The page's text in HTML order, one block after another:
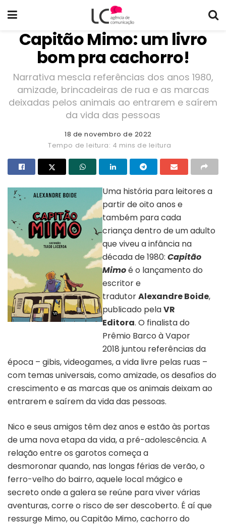
Capitão Mimo: um livro
bom pra cachorro!
Narrativa mescla referências dos anos 1980,
amizade, brincadeiras de rua e as marcas
deixadas pelos animais ao entrarem e saírem
da vida das pessoas
18 de novembro de 2022
Tempo de leitura: 4 mins de leitura
Uma história para leitores a
partir de oito anos e
também para cada
criança dentro de um adulto
que viveu a infância na
década de 1980: Capitão
Mimoé o lançamento do
escritor e
tradutorAlexandre Boide,
publicado pelaVR
Editora. O finalista do
Prêmio Barco à Vapor
2018 juntou referências da
época – gibis, videogames, a vida livre pelas ruas –
com temas universais, como amizade, os desafios do
crescimento e as marcas que os animais deixam ao
entrarem e saírem da vida das pessoas.
Nico e seus amigos têm dez anos e estão às portas
de uma nova etapa da vida, a pré-adolescência. A
relação entre os garotos começa a
desmoronar quando, nas longas férias de verão, o
ferro-velho do bairro, aquele local mágico e
secreto onde a galera se reúne para viver várias
aventuras, corre o risco de ser descoberto. É aí que
ressurge Mimo, ou Capitão Mimo, cachorro do